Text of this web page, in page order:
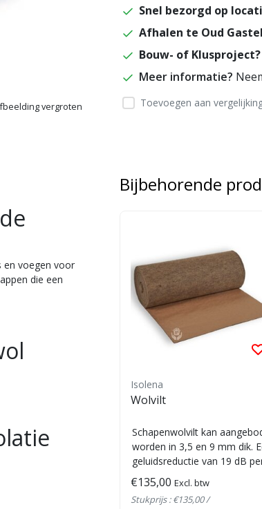
vergroten
Snel bezorgd op
Afhalen te Oud Gastel
Bouw- of Klusproject?
Meer informatie?
Toevoegen aan
en voegen voor
die een
Bijbehorende
is een
dat qua
Isolena
Wolvilt
Schapenwolvilt kan
worden in 3,5 en 9 mm dik.
geluidsreductie van 19 dB
5mm dikte! De rollen zijn bru...
€135,00 Excl. btw
Stukprijs : €135,00 /